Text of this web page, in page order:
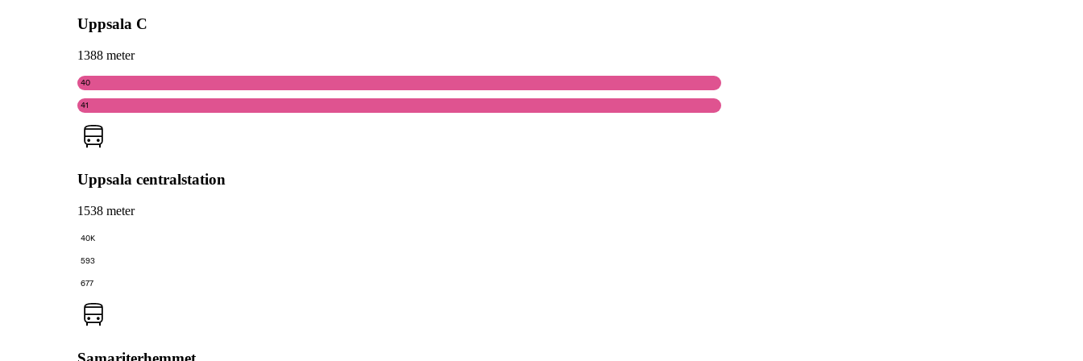
Uppsala C
1388 meter
40
41
Uppsala centralstation
1538 meter
40K
593
677